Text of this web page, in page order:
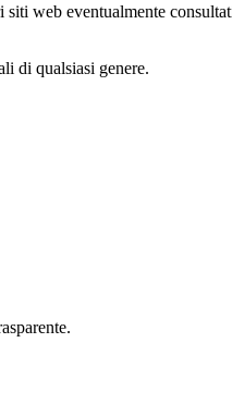
web eventualmente
di qualsiasi genere.